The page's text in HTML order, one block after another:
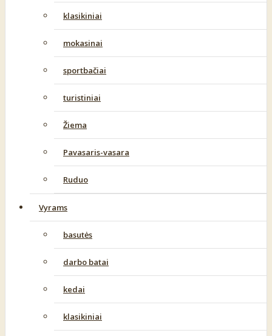
klasikiniai
mokasinai
sportbačiai
turistiniai
Žiema
Pavasaris-vasara
Ruduo
Vyrams
basutės
darbo batai
kedai
klasikiniai